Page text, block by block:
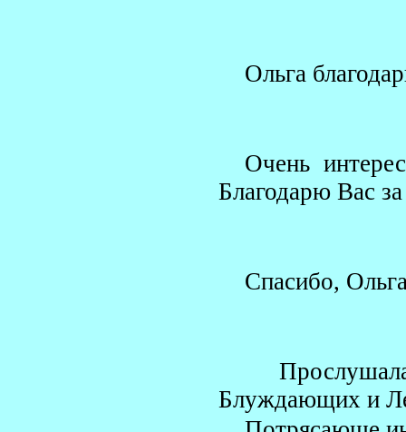
Ольга
Очень
Благодарю Вас
Спасибо,
Блуждающих и